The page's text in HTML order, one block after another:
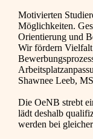
Motivierten
Möglichkeiten.
Orientierung und
Wir fördern
Shawnee Leeb,
Die OeNB strebt
lädt deshalb
werden bei